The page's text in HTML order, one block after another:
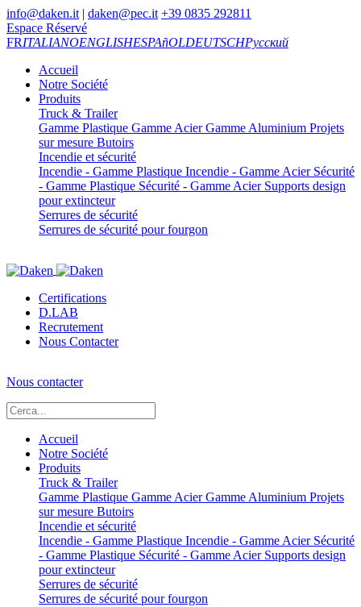
info@daken.it | daken@pec.it +39 0835 292811
Espace Réservé
FRITALIANOENGLISHESPAñOLDEUTSCHРусский
Accueil
Notre Société
Produits
Truck & Trailer
Gamme Plastique Gamme AcierGamme Aluminium Projets
sur mesure Butoirs
Incendie et sécurité
Incendie - Gamme Plastique Incendie - Gamme AcierSécurité
- Gamme Plastique Sécurité - Gamme AcierSupports design
pour extincteur
Serrures de sécurité
Serrures de sécurité pour fourgon
Certifications
D.LAB
Recrutement
Nous Contacter
Nous contacter
Accueil
Notre Société
Produits
Truck & Trailer
Gamme Plastique Gamme AcierGamme Aluminium Projets
sur mesure Butoirs
Incendie et sécurité
Incendie - Gamme Plastique Incendie - Gamme AcierSécurité
- Gamme Plastique Sécurité - Gamme AcierSupports design
pour extincteur
Serrures de sécurité
Serrures de sécurité pour fourgon